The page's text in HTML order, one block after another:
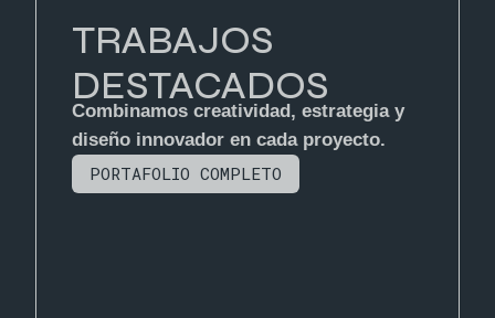
TRABAJOS
DESTACADOS
Combinamos creatividad, estrategia y
diseño innovador en cada proyecto.
PORTAFOLIO COMPLETO